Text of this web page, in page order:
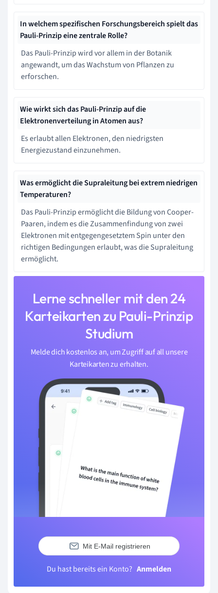
In welchem spezifischen Forschungsbereich spielt das
Pauli-Prinzip eine zentrale Rolle?
Das Pauli-Prinzip wird vor allem in der Botanik
angewandt, um das Wachstum von Pflanzen zu
erforschen.
Wie wirkt sich das Pauli-Prinzip auf die
Elektronenverteilung in Atomen aus?
Es erlaubt allen Elektronen, den niedrigsten
Energiezustand einzunehmen.
Was ermöglicht die Supraleitung bei extrem niedrigen
Temperaturen?
Das Pauli-Prinzip ermöglicht die Bildung von Cooper-
Paaren, indem es die Zusammenfindung von zwei
Elektronen mit entgegengesetztem Spin unter den
richtigen Bedingungen erlaubt, was die Supraleitung
ermöglicht.
Lerne schneller mit den 24
Karteikarten zu Pauli-Prinzip
Studium
Melde dich kostenlos an, um Zugriff auf all unsere
Karteikarten zu erhalten.
Mit E-Mail registrieren
Du hast bereits ein Konto? Anmelden